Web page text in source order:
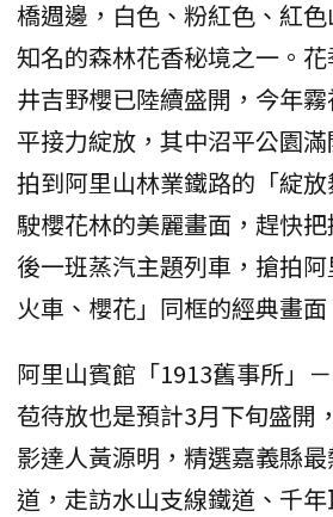
橋週邊，白色、粉紅色、紅
知名的森林花香秘境之一。
井吉野櫻已陸續盛開，今年
平接力綻放，其中沼平公園
拍到阿里山林業鐵路的「綻
駛櫻花林的美麗畫面，趕快
後一班蒸汽主題列車，搶拍阿
火車、櫻花」同框的經典畫面
阿里山賓館「1913舊事所」
苞待放也是預計3月下旬盛開
影達人黃源明，精選嘉義縣
道，走訪水山支線鐵道、千